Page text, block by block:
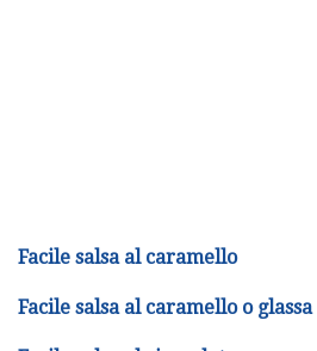
Facile salsa al caramello
Facile salsa al caramello o glassa